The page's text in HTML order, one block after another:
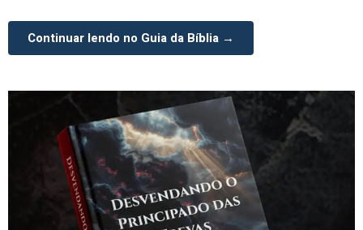
Continuar lendo no Guia da Bíblia →